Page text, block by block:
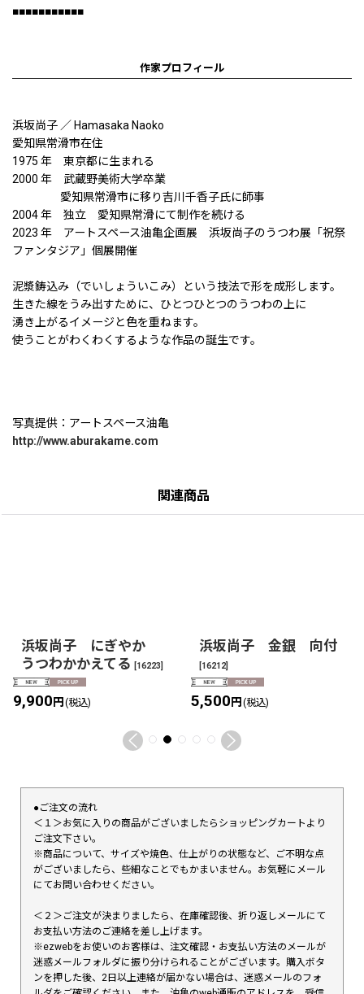
■■■■■■■■■■■
作家プロフィール
浜坂尚子 ／ Hamasaka Naoko
愛知県常滑市在住
1975 年 東京都に生まれる
2000 年 武蔵野美術大学卒業
愛知県常滑市に移り吉川千香子氏に師事
2004 年 独立 愛知県常滑にて制作を続ける
2023 年 アートスペース油亀企画展 浜坂尚子のうつわ展「祝祭
ファンタジア」個展開催
泥漿鋳込み（でいしょういこみ）という技法で形を成形します。
生きた線をうみ出すために、ひとつひとつのうつわの上に
湧き上がるイメージと色を重ねます。
使うことがわくわくするような作品の誕生です。
写真提供：アートスペース油亀
http://www.aburakame.com
関連商品
浜坂尚子 にぎやか
うつわかかえてる [16223]
9,900円 (税込)
浜坂尚子 金銀 向付
[16212]
5,500円 (税込)
●ご注文の流れ
＜１＞お気に入りの商品がございましたらショッピングカートより
ご注文下さい。
※商品について、サイズや焼色、仕上がりの状態など、ご不明な点
がございましたら、些細なことでもかまいません。お気軽にメール
にてお問い合わせください。
＜２＞ご注文が決まりましたら、在庫確認後、折り返しメールにて
お支払い方法のご連絡を差し上げます。
※ezwebをお使いのお客様は、注文確認・お支払い方法のメールが
迷惑メールフォルダに振り分けられることがございます。購入ボタ
ンを押した後、2日以上連絡が届かない場合は、迷惑メールのフォ